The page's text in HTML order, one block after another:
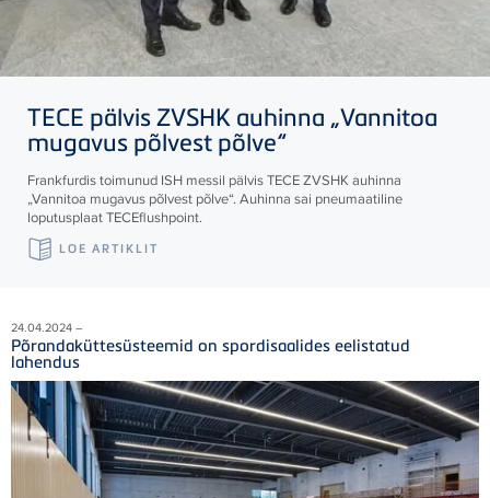
TECE pälvis ZVSHK auhinna „Vannitoa
mugavus põlvest põlve“
Frankfurdis toimunud ISH messil pälvisTECEZVSHK auhinna
„Vannitoa mugavus põlvest põlve“. Auhinna sai pneumaatiline
loputusplaatTECEflushpoint.
LOE ARTIKLIT
24.04.2024 –
Põrandaküttesüsteemid on spordisaalides eelistatud
lahendus